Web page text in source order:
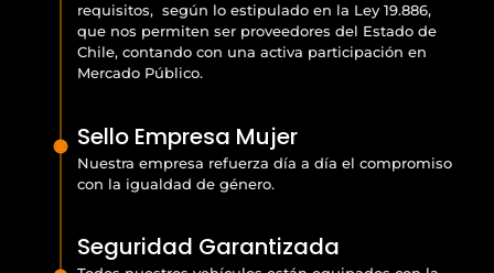
requisitos, según lo estipulado en la Ley 19.886,
que nos permiten ser proveedores del Estado de
Chile, contando con una activa participación en
Mercado Público.
Sello Empresa Mujer
Nuestra empresa refuerza día a día el compromiso
con la igualdad de género.
Seguridad Garantizada